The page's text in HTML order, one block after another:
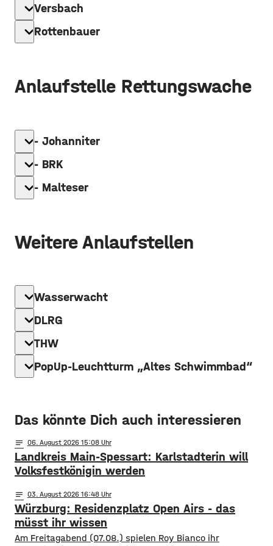
expand_moreVersbach
expand_moreRottenbauer
Anlaufstelle Rettungswache
expand_more- Johanniter
expand_more- BRK
expand_more- Malteser
Weitere Anlaufstellen
expand_moreWasserwacht
expand_moreDLRG
expand_moreTHW
expand_morePopUp-Leuchtturm „Altes Schwimmbad“
Das könnte Dich auch interessieren
notes 06. August 2026 15:08
Landkreis Main-Spessart: Karlstadterin will
Volksfestkönigin werden
notes 03. August 2026 16:48
Würzburg: Residenzplatz Open Airs - das
müsst ihr wissen
Am Freitagabend (07.08.) spielen Roy Bianco ihr